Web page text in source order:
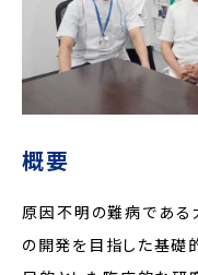
概要
原因不明の難病であ
の開発を目指した基礎